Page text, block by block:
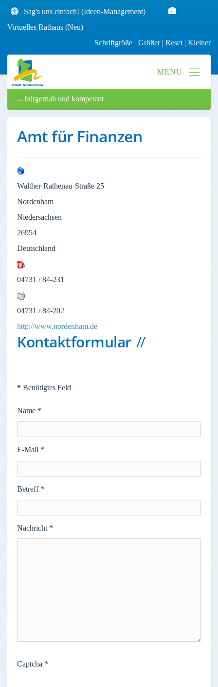
Sag's uns einfach! (Ideen-Management)
Virtuelles Rathaus (Neu)
Schriftgröße Größer| Reset | Kleiner
... bürgernah und kompetent
Amt für Finanzen
Walther-Rathenau-Straße 25
Nordenham
Niedersachsen
26954
Deutschland
04731 / 84-231
04731 / 84-202
http://www.nordenham.de
Kontaktformular
* Benötigtes Feld
Name *
E-Mail *
Betreff*
Nachricht *
Captcha *